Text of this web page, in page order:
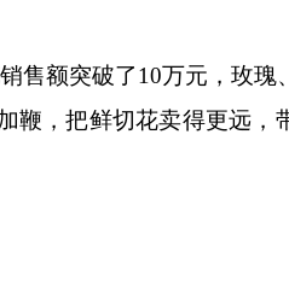
售额突破了10万元，玫瑰
鞭，把鲜切花卖得更远，